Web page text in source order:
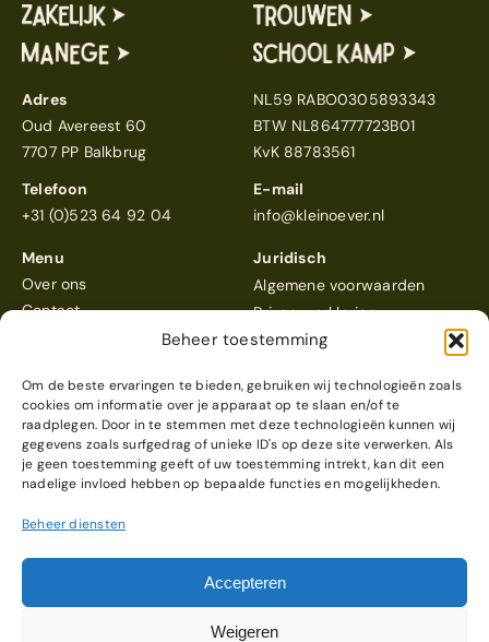
Beheer toestemming
Om de beste ervaringen te bieden, gebruiken wij technologieën zoals
cookies om informatie over je apparaat op te slaan en/of te
raadplegen. Door in te stemmen met deze technologieën kunnen wij
gegevens zoals surfgedrag of unieke ID's op deze site verwerken. Als
je geen toestemming geeft of uw toestemming intrekt, kan dit een
nadelige invloed hebben op bepaalde functies en mogelijkheden.
Beheer diensten
Accepteren
Weigeren
Adres
Oud Avereest 60
7707 PP Balkbrug
NL59 RABO0305893343
BTW NL864777723B01
KvK 88783561
Telefoon
+31 (0)523 64 92 04
E-mail
info@kleinoever.nl
Menu
Over ons
Contact
Juridisch
Algemene voorwaarden
Privacyverklaring
Klein Oeverscoort een 4,6
Reviews bekijken
Webdesign & realisatie